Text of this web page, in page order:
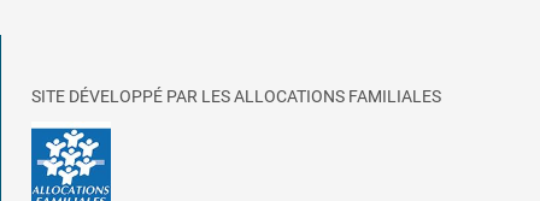
SITE DÉVELOPPÉ PAR LES ALLOCATIONS FAMILIALES